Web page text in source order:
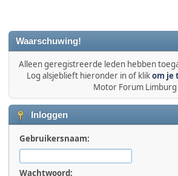
Waarschuwing!
Alleen geregistreerde leden hebben
Log alsjeblieft hieronder in of klikom je
Motor Forum Limburg
Inloggen
Gebruikersnaam:
Wachtwoord: